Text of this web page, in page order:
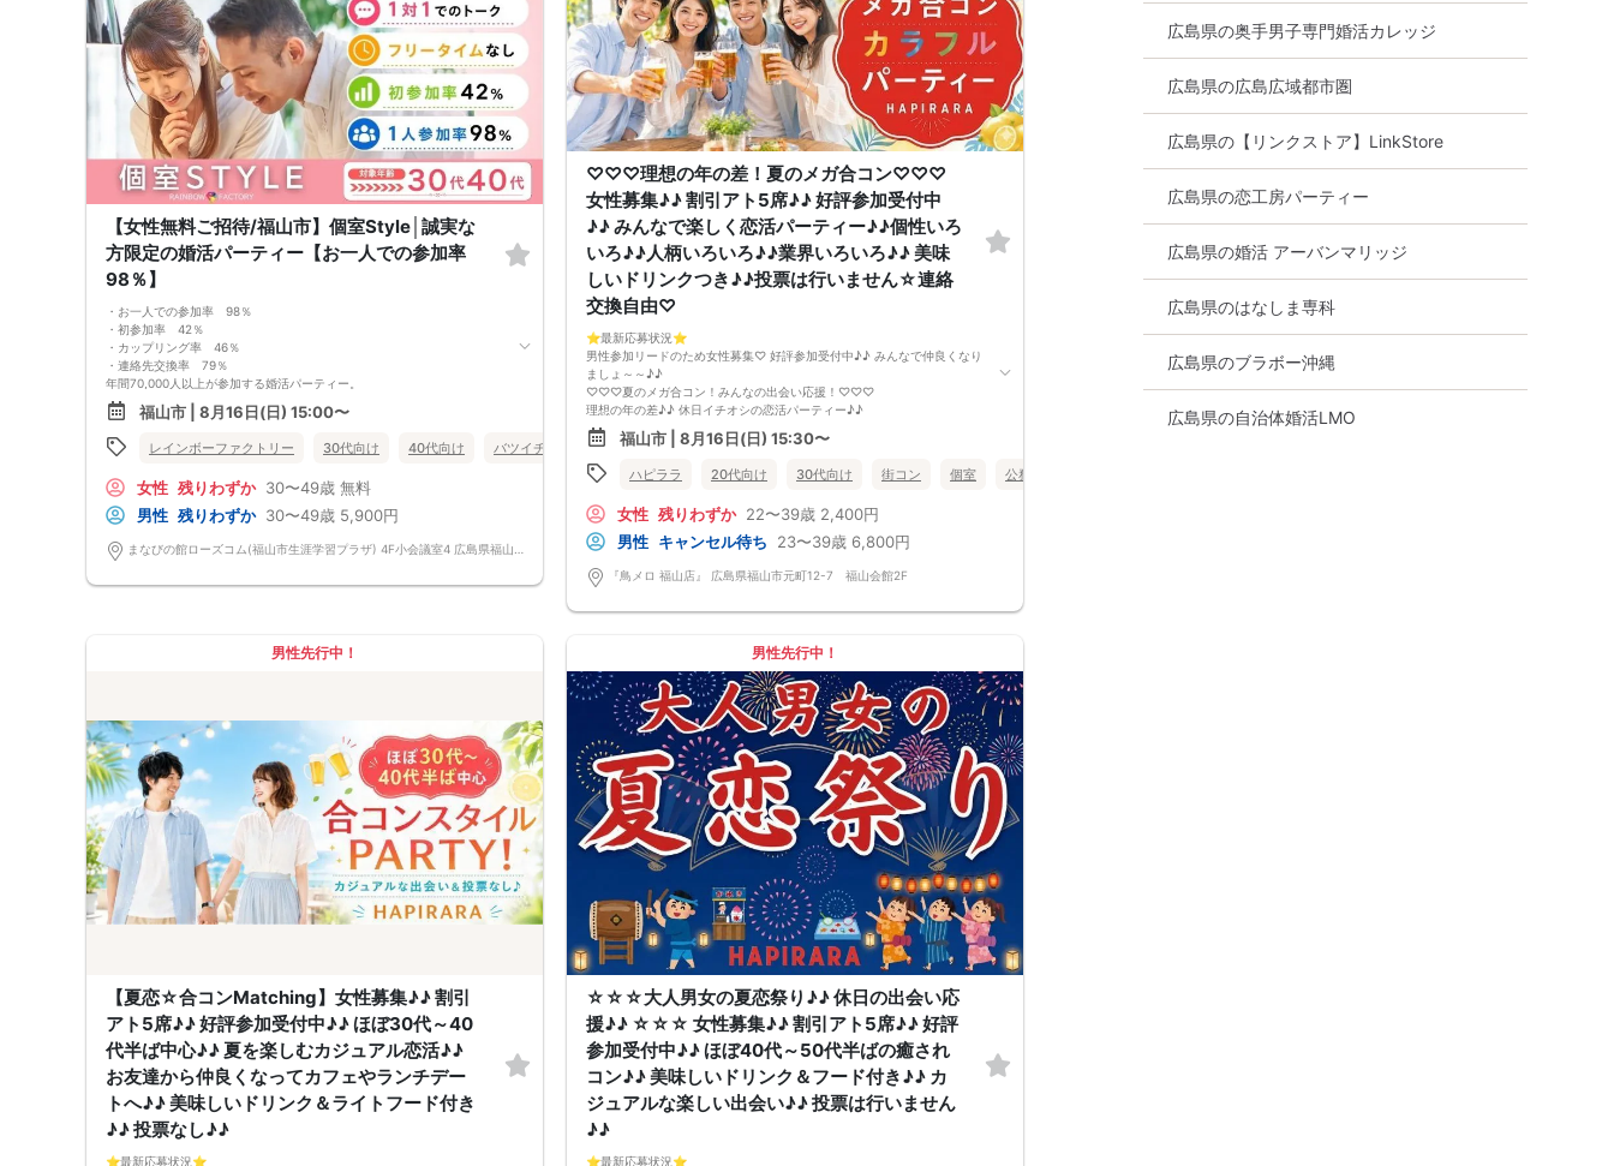
にレインボーファクトリーのメールアドレスが記載されています。）
・本人様確認について
受付にて公的な本人確認書類（免許証、保険証など）をご提示いただきま
すので、ご予約時は必ず本名をご入力ください。
・遅刻について
遅刻は他の参加者様のご迷惑となるため、厳禁です。お時間に余裕を持っ
てお越しください。
・中止判断タイミング・中止連絡
最少催行人数に満たない場合など、ご予約状況により、開催を中止する場
合がございます。その場合、開催時刻の最大90分前までにご連絡いたしま
す。※ただし、90分前を切って急なご予約のキャンセルや天災等が発生し
た場合はこの限りではありません。開催中止となった場合のご連絡は、ご
登録のメールアドレスへお送りいたします。
・男女比について
男女差が2名以内程度になるよう人数調整を行っておりますが、ご予約の
キャンセル等によりバランスが崩れる場合がございます。バランスが崩れ
・人数について
最少催行人数：ご予約人数4名以上
最大催行人数：ご予約人数18名程度
・飲食について
当イベントにおいて飲食の提供はございません。
・保証制度について
直前のキャンセル等により上記の最少催行人数を下回った場合、参加費を
全額返金し、無償での開催を行います。
にレインボーファクトリーのメールアドレスが記載されています。）
・本人様確認について
受付にて公的な本人確認書類（免許証、保険証など）をご提示いただきま
すので、ご予約時は必ず本名をご入力ください。
・遅刻について
遅刻は他の参加者様のご迷惑となるため、厳禁です。お時間に余裕を持っ
てお越しください。
・中止判断タイミング・中止連絡
最少催行人数に満たない場合など、ご予約状況により、開催を中止する場
合がございます。その場合、開催時刻の最大90分前までにご連絡いたしま
す。※ただし、90分前を切って急なご予約のキャンセルや天災等が発生し
た場合はこの限りではありません。開催中止となった場合のご連絡は、ご
登録のメールアドレスへお送りいたします。
・男女比について
男女差が2名以内程度になるよう人数調整を行っておりますが、ご予約の
キャンセル等によりバランスが崩れる場合がございます。バランスが崩れ
たことによる返金等は一切ございませんので予めご了承ください。
・人数について
最少催行人数：ご予約人数4名以上
最大催行人数：ご予約人数18名程度
・飲食について
当イベントにおいて飲食の提供はございません。
・保証制度について
全額返金し、無償での開催を行います。
【女性無料ご招待/福山市】個室Style│誠実な
方限定の婚活パーティー【お一人での参加率
98％】
・お一人での参加率 98％
・初参加率 42％
・カップリング率 46％
・連絡先交換率 79％
年間70,000人以上が参加する婚活パーティー。
お一人で参加されることを考えたスタイルで、98％の方がお一人で参加さ
れています。
真剣に婚活されている方だけを対象とした小規模な婚活イベントで、空い
た時間を利用してお気軽に婚活が可能です。
Q：服装は？
A：皆様カジュアルな服装でご参加されています。
Q：参加費の支払い方法は？
A：当日に受付にてお支払いいただきます。（参加費は現金払いのみで
す）
ご予約完了後に「イベントガイド」「お問い合わせ窓口」などの詳細情報
・本人様確認について
受付にて公的な本人確認書類（免許証、保険証など）をご提示いただきま
すので、ご予約時は必ず本名をご入力ください。
・遅刻について
遅刻は他の参加者様のご迷惑となるため、厳禁です。お時間に余裕を持っ
てお越しください。
・中止判断タイミング・中止連絡
最少催行人数に満たない場合など、ご予約状況により、開催を中止する場
合がございます。その場合、開催時刻の最大90分前までにご連絡いたしま
す。※ただし、90分前を切って急なご予約のキャンセルや天災等が発生し
た場合はこの限りではありません。開催中止となった場合のご連絡は、ご
登録のメールアドレスへお送りいたします。
たことによる返金等は一切ございませんので予めご了承ください。
・人数について
最少催行人数：ご予約人数4名以上
最大催行人数：ご予約人数18名程度
・飲食について
当イベントにおいて飲食の提供はございません。
・保証制度について
直前のキャンセル等により上記の最少催行人数を下回った場合、参加費を
全額返金し、無償での開催を行います。
福山市 | 8月16日(日) 15:00〜
レインボーファクトリー 30代向け 40代向け バツイチ・再婚 個室 女性無料 広島県
女性 残りわずか 30〜49歳 無料
男性 残りわずか 30〜49歳 5,900円
♡♡♡理想の年の差！夏のメガ合コン♡♡♡
女性募集♪♪ 割引アト5席♪♪ 好評参加受付中
♪♪ みんなで楽しく恋活パーティー♪♪個性いろ
いろ♪♪人柄いろいろ♪♪業界いろいろ♪♪ 美味
しいドリンクつき♪♪投票は行いません☆連絡
交換自由♡
⭐️最新応募状況⭐️
男性参加リードのため女性募集♡ 好評参加受付中♪♪ みんなで仲良くなり
ましょ～～♪♪
♡♡♡夏のメガ合コン！みんなの出会い応援！♡♡♡
理想の年の差♪♪ 休日イチオシの恋活パーティー♪♪
ハピララ主催♪♪ 各地で楽しいイベント開催中！
今回はほぼ20代30代の恋活イベント♪♪
社会人男性と恋を見つけたい女性が集まる♡
個性いろいろ♪人柄いろいろ♪業界いろいろ♪カラフルパティー♪
雰囲気の良いお店が素敵な異性との出会いを後押し♪♪
そろそろ・・・恋がしてみたい♪♪
素敵なお相手とカフェやランチデートから行ってみたい♡
気になる方と仲良くなりましょう♪♪
～開催形式について～
連絡先交換自由♪♪ 次に繋がりやすい♪♪◝(⑅ᴗ⑅)◜..°♡
【お支払い方法】
当日現金払い♪
楽々♪クレジット払い♪
＜申込画面でいずれかを選択ください＞
※お申し込み後、即時でお客様のお席を確保しています♪
規定のキャンセルポリシーが適用されます。ご確認の上、お申込み願いま
す。
男女調整・お席の確保等を行っております運営都合上、ご理解をお願いし
ます。
【会場での受付】
10分前より受付♪
【ご参加規約】
開催中のマスク着用は任意とさせていただきます。
ドリンクメニュー・フード類については店舗により若干変更する場合があ
ります。
※お申し込み後、即時でお客様のお席を確保しています。
規定のキャンセルポリシーが適用されます。ご確認の上、お申込み願いま
男女調整・お席の確保等を行っております運営都合上、ご理解をお願いし
ます。
開催は男女合計4名様～となります。
ただし当日欠席による人数減少は不可抗力のため返金は行いません。
本イベントは貴重な同世代との出会いの場です。
上記同意了承の上お申し込みいただいたとみなします。
イベント当日、イベントの進行をスムーズにする為、スタッフの指示に従
ってください。
福山市 | 8月16日(日) 15:30〜
ハピララ 20代向け 30代向け 街コン 個室 公務員
女性 残りわずか 22〜39歳 2,400円
男性 キャンセル待ち 23〜39歳 6,800円
『鳥メロ 福山店』 広島県福山市元町12-7 福山会館2F
男性先行中！
【夏恋☆合コンMatching】女性募集♪♪ 割引
アト5席♪♪ 好評参加受付中♪♪ ほぼ30代～40
代半ば中心♪♪ 夏を楽しむカジュアル恋活♪♪
お友達から仲良くなってカフェやランチデー
トへ♪♪ 美味しいドリンク＆ライトフード付き
♪♪ 投票なし♪♪
⭐️最新応募状況⭐️
男性先行中！
☆☆☆大人男女の夏恋祭り♪♪ 休日の出会い応
援♪♪ ☆☆☆ 女性募集♪♪ 割引アト5席♪♪ 好評
参加受付中♪♪ ほぼ40代～50代半ばの癒され
コン♪♪ 美味しいドリンク＆フード付き♪♪ カ
ジュアルな楽しい出会い♪♪ 投票は行いません
♪♪
⭐️最新応募状況⭐️
広島県の奥手男子専門婚活カレッジ
広島県の広島広域都市圏
広島県の【リンクストア】LinkStore
広島県の恋工房パーティー
広島県の婚活 アーバンマリッジ
広島県のはなしま専科
広島県のブラボー沖縄
広島県の自治体婚活LMO